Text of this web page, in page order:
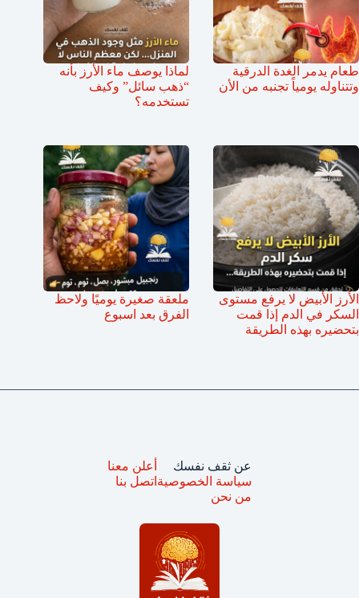
طعام يدمر الغدة الدرقية
وتتناوله يومياً تجنبه من الأن
لماذا يوصف ماء الأرز بأنه
“ذهب سائل” وكيف
تستخدمه؟
الأرز الأبيض لا يرفع مستوى
السكر في الدم إذا قمت
بتحضيره بهذه الطريقة
ملعقة صغيرة يوميًا ولاحظ
الفرق بعد اسبوع
عن ثقف نفسك
سياسة الخصوصية
من نحن
أعلن معنا
اتصل بنا